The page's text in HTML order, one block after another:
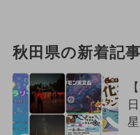
秋田県の新着記事